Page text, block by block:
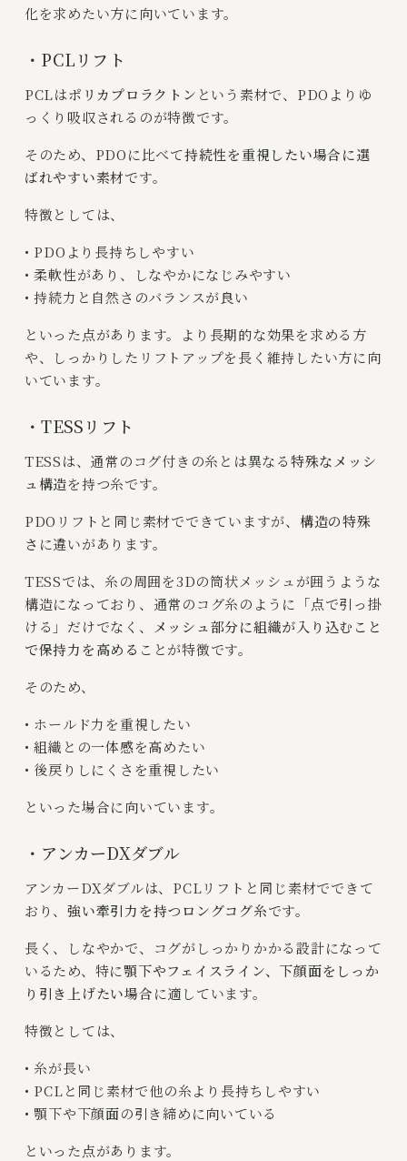
化を求めたい方に向いています。
・PCLリフト
PCLはポリカプロラクトン という素材で、PDOよりゆ
っくり吸収されるのが特徴です。
そのため、PDOに比べて持続性を重視したい場合に選
ばれやすい素材です。
特徴としては、
• PDOより長持ちしやすい
• 柔軟性があり、しなやかになじみやすい
• 持続力と自然さのバランスが良い
といった点があります。より長期的な効果を求める方
や、しっかりしたリフトアップを長く維持したい方に向
いています。
・TESSリフト
TESSは、通常のコグ付きの糸とは異なる特殊なメッシ
ュ構造を持つ糸です。
PDOリフトと同じ素材でできていますが、 構造の特殊
さ に違いがあります。
TESSでは、糸の周囲を3Dの筒状メッシュが囲うような
構造になっており、通常のコグ糸のように「点で引っ掛
ける」だけでなく、
メッシュ部分に組織が入り込むこと
で保持力を高める ことが特徴です。
そのため、
• ホールド力を重視したい
• 組織との一体感を高めたい
• 後戻りしにくさを重視したい
といった場合に向いています。
・アンカーDXダブル
アンカーDXダブルは、PCLリフトと同じ素材でできて
おり、強い牽引力を持つロングコグ糸です。
長く、しなやかで、コグがしっかりかかる設計になって
いるため、特に顎下やフェイスライン、下顔面をしっか
り引き上げたい場合に適しています。
特徴としては、
• 糸が長い
• PCLと同じ素材で他の糸より長持ちしやすい
• 顎下や下顔面の引き締めに向いている
といった点があります。